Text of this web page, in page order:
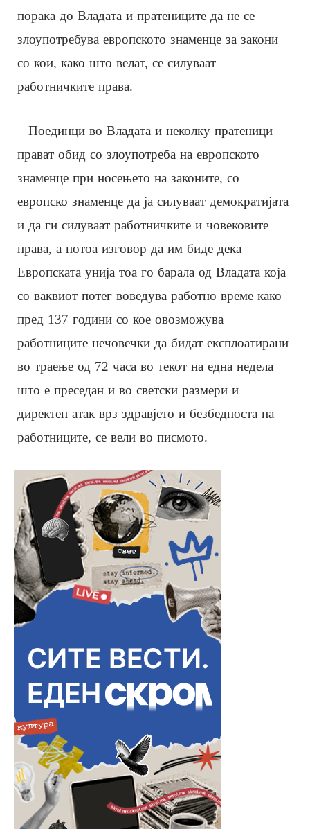
порака до Владата и пратениците да не се
злоупотребува европското знаменце за закони
со кои, како што велат, се силуваат
работничките права.
– Поединци во Владата и неколку пратеници
прават обид со злоупотреба на европското
знаменце при носењето на законите, со
европско знаменце да ја силуваат демократијата
и да ги силуваат работничките и човековите
права, а потоа изговор да им биде дека
Европската унија тоа го барала од Владата која
со ваквиот потег воведува работно време како
пред 137 години со кое овозможува
работниците нечовечки да бидат експлоатирани
во траење од 72 часа во текот на една недела
што е преседан и во светски размери и
директен атак врз здравјето и безбедноста на
работниците, се вели во писмото.